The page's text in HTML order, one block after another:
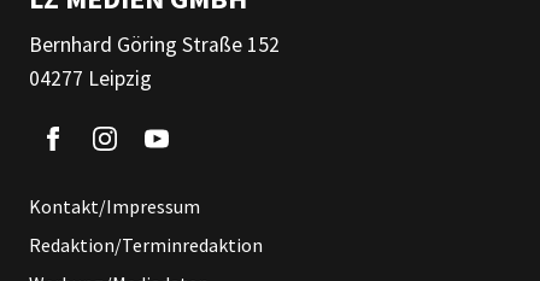
Bernhard Göring Straße 152
04277 Leipzig
Kontakt/Impressum
Redaktion/Terminredaktion